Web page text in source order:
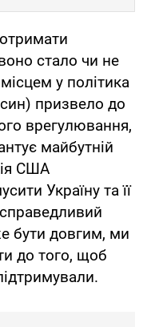
стало чи не
у політика
призвело до
врегулювання,
майбутній
США
Україну та її
бути довгим, ми
до того, щоб